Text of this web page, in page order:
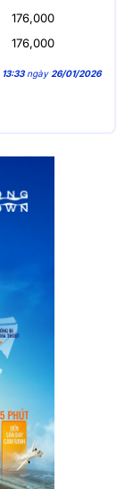
176,000
176,000
13:33ngày 26/01/2026